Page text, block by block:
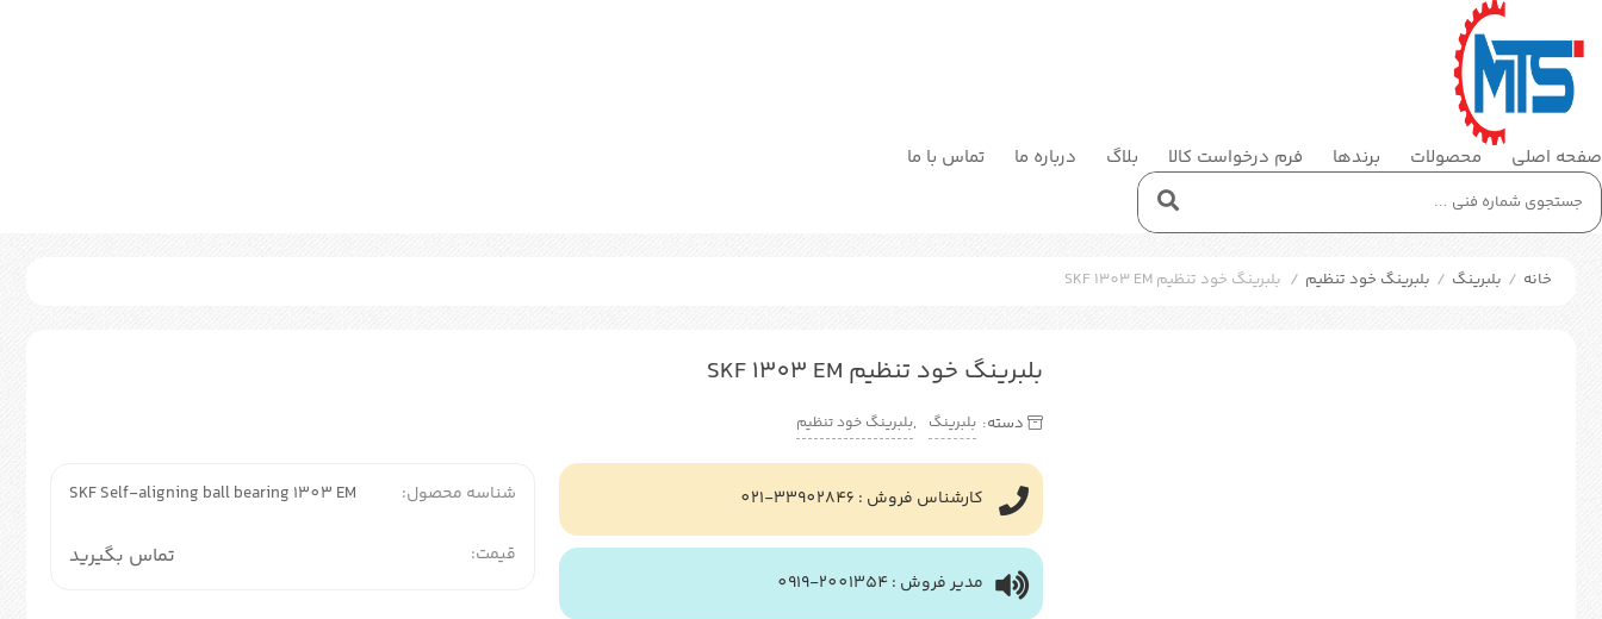
صفحه اصلی محصولات برندها فرم درخواست کالا بلاگ درباره ما تماس با ما
خانه / بلبرینگ / بلبرینگ خود تنظیم / بلبرینگ خود تنظیم SKF 1303 EM
بلبرینگ خود تنظیم SKF 1303 EM
دسته: بلبرینگ ,بلبرینگ خود تنظیم
کارشناس فروش : 33902846-021
مدیر فروش : 2001354-0919
شناسه محصول: SKF Self-aligning ball bearing 1303 EM
قیمت: تماس بگیرید